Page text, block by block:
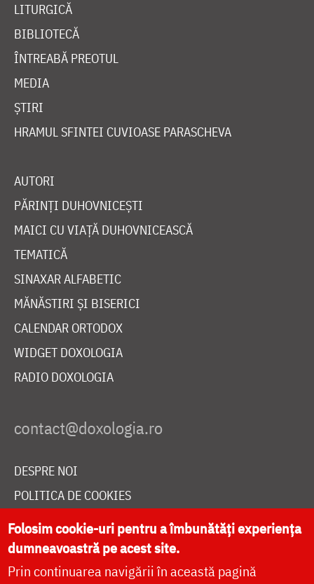
LITURGICĂ
BIBLIOTECĂ
ÎNTREABĂ PREOTUL
MEDIA
ȘTIRI
HRAMUL SFINTEI CUVIOASE PARASCHEVA
AUTORI
PĂRINȚI DUHOVNICEȘTI
MAICI CU VIAȚĂ DUHOVNICEASCĂ
TEMATICĂ
SINAXAR ALFABETIC
MĂNĂSTIRI ȘI BISERICI
CALENDAR ORTODOX
WIDGET DOXOLOGIA
RADIO DOXOLOGIA
DESPRE NOI
POLITICA DE COOKIES
DONEAZĂ ONLINE PENTRU CATEDRALA NAȚIONALĂ
LIVE
Folosim cookie-uri pentru a îmbunătăți experiența
dumneavoastră pe acest site.
Prin continuarea navigării în această pagină